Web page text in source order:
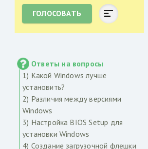
ГОЛОСОВАТЬ
Ответы на вопросы
1) Какой Windows лучше
установить?
2) Различия между версиями
Windows
3) Настройка BIOS Setup для
установки Windows
4) Создание загрузочной флешки